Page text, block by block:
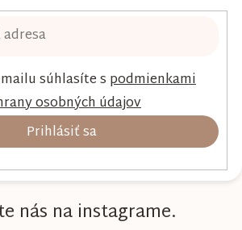
súhlasíte s podmienkami
osobných údajov
Prihlásiť sa
nás na instagrame.